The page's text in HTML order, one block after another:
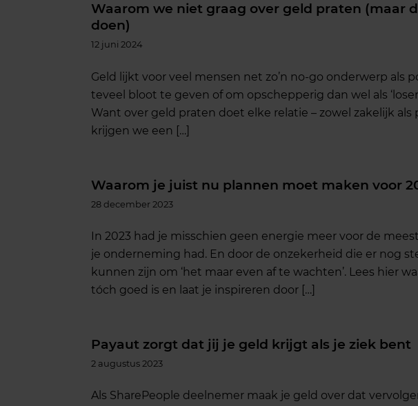
Waarom we niet graag over geld praten (maar
doen)
12 juni 2024
Geld lijkt voor veel mensen net zo’n no-go onderwerp als
teveel bloot te geven of om opschepperig dan wel als
Want over geld praten doet elke relatie – zowel zakelijk als
krijgen we een […]
Waarom je juist nu plannen moet maken voor
28 december 2023
In 2023 had je misschien geen energie meer voor de
je onderneming had. En door de onzekerheid die er nog
kunnen zijn om ‘het maar even af te wachten’. Lees hier
tóch goed is en laat je inspireren door […]
Payaut zorgt dat jij je geld krijgt als je ziek bent
2 augustus 2023
Als SharePeople deelnemer maak je geld over dat